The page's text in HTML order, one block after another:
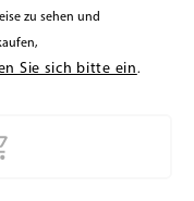
zu sehen und
Sie sich bitte ein.